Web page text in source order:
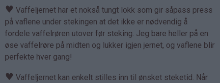
♥ Vaffeljernet har et nokså tungt lokk som gir såpass press
på vaflene under stekingen at det ikke er nødvendig å
fordele vaffelrøren utover før steking. Jeg bare heller på en
øse vaffelrøre på midten og lukker igjen jernet, og vaflene blir
perfekte hver gang!
♥ Vaffeljernet kan enkelt stilles inn til ønsket steketid. Når